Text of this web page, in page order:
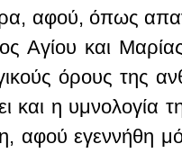
α­φού, ό­πως
Α­γί­ου και
ό­ρους της
και η υ­μνο­λο­γί­α
α­φού ε­γεν­νή­θη